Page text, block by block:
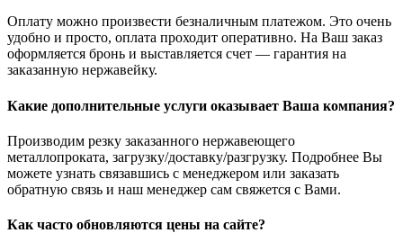
Оплату можно произвести безналичным платежом. Это очень
удобно и просто, оплата проходит оперативно. На Ваш заказ
оформляется бронь и выставляется счет — гарантия на
заказанную нержавейку.
Какие дополнительные услуги оказывает Ваша компания?
Производим резку заказанного нержавеющего
металлопроката, загрузку/доставку/разгрузку. Подробнее Вы
можете узнать связавшись с менеджером или заказать
обратную связь и наш менеджер сам свяжется с Вами.
Как часто обновляются цены на сайте?